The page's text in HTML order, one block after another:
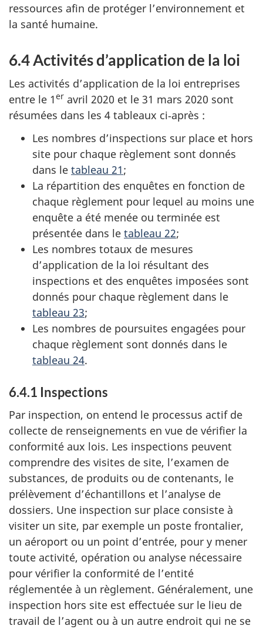
ressources afin de protéger l’environnement et
la santé humaine.
6.4 Activités d’application de la loi
Les activités d’application de la loi entreprises
entre le 1er avril 2020 et le 31 mars 2020 sont
résumées dans les 4 tableaux ci‑après :
Les nombres d’inspections sur place et hors
site pour chaque règlement sont donnés
dans le tableau 21;
La répartition des enquêtes en fonction de
chaque règlement pour lequel au moins une
enquête a été menée ou terminée est
présentée dans le tableau 22;
Les nombres totaux de mesures
d’application de la loi résultant des
inspections et des enquêtes imposées sont
donnés pour chaque règlement dans le
tableau 23;
Les nombres de poursuites engagées pour
chaque règlement sont donnés dans le
tableau 24.
6.4.1 Inspections
Par inspection, on entend le processus actif de
collecte de renseignements en vue de vérifier la
conformité aux lois. Les inspections peuvent
comprendre des visites de site, l’examen de
substances, de produits ou de contenants, le
prélèvement d’échantillons et l’analyse de
dossiers. Une inspection sur place consiste à
visiter un site, par exemple un poste frontalier,
un aéroport ou un point d’entrée, pour y mener
toute activité, opération ou analyse nécessaire
pour vérifier la conformité de l’entité
réglementée à un règlement. Généralement, une
inspection hors site est effectuée sur le lieu de
travail de l’agent ou à un autre endroit qui ne se